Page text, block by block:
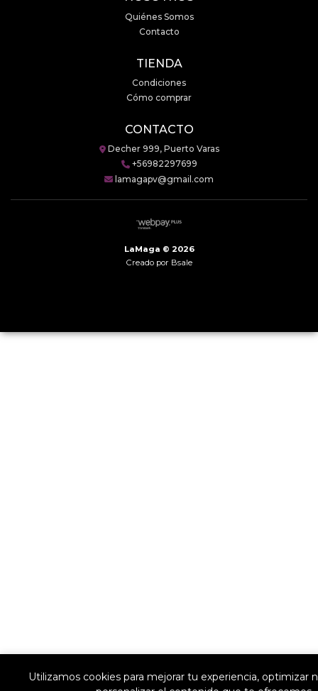
Quiénes Somos
Contacto
TIENDA
Condiciones
Cómo comprar
CONTACTO
Decher 999, Puerto Varas
+56982297699
lamagapv@gmail.com
LaMaga © 2026
Creado por Bsale
Utilizamos cookies para mejorar tu experiencia, optimizar